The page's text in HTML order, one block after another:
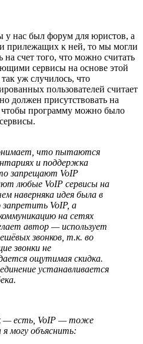
у нас был форум для юристов, а
прилежащих к ней, то мы могли
счет того, что можно считать
сервисы на основе этой
уж случилось, что
пользователей считает
должен присутствовать на
чтобы программу можно было
что пытаются
и поддержка
запрещают VoIP
любые VoIP сервисы на
наверняка идея была в
VoIP, а
на сетях
автор — использует
звонков, т.к. во
звонки не
ощутимая скидка.
устанавливается
— есть, VoIP — тоже
могу объяснить: